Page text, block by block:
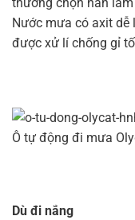
Nước mưa có axit dễ
được xử lí chống gỉ
Ô tự động đi mưa
Dù đi nắng